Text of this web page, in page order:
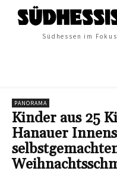
Südhessen im
PANORAMA
Kinder aus 25
Hanauer